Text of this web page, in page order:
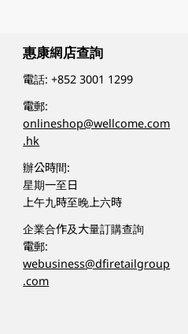
惠康網店查詢
電話:+852 3001 1299
電郵:
onlineshop@wellcome.com
.hk
辦公時間:
星期一至日
上午九時至晚上六時
企業合作及大量訂購查詢
電郵:
webusiness@dfiretailgroup
.com